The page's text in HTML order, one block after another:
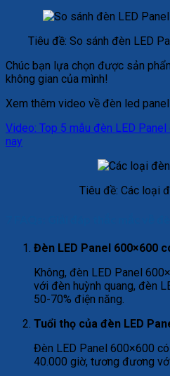
Tiêu đề: So sánh đèn LED
Chúc bạn lựa chọn được sản
không gian của mình!
Xem thêm video về đèn led panel
Video: Top 5 mẫu đèn LED
nay
Tiêu đề: Các loại
Đèn LED Panel 600×600
Không, đèn LED Panel
với đèn huỳnh quang, đèn
50-70% điện năng.
Tuổi thọ của đèn LED
Đèn LED Panel 600×600
40.000 giờ, tương đương